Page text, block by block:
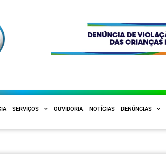
SERVIÇOS OUVIDORIA NOTÍCIAS DENÚNCIAS